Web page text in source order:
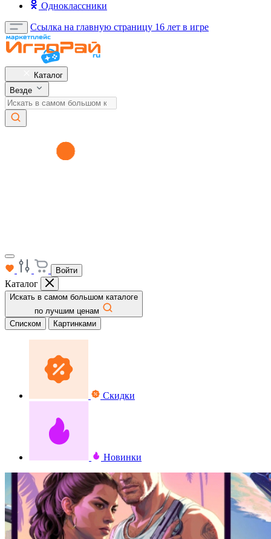
Одноклассники
Ссылка на главную страницу 16 лет в игре
Каталог
Везде
Войти
Каталог
Искать в самом большом каталоге
по лучшим ценам
Списком
Картинками
Скидки
Новинки